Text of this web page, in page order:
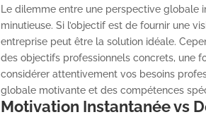
Le dilemme entre une perspective
minutieuse. Si l’objectif est de fournir une
entreprise peut être la solution idéale.
des objectifs professionnels concrets, une
considérer attentivement vos besoins
globale motivante et des compétences
Motivation Instantanée vs